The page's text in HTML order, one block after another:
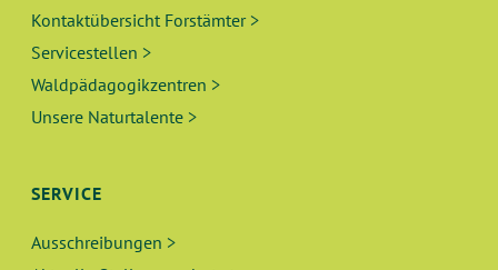
Kontaktübersicht Forstämter >
Servicestellen >
Waldpädagogikzentren >
Unsere Naturtalente >
SERVICE
Ausschreibungen >